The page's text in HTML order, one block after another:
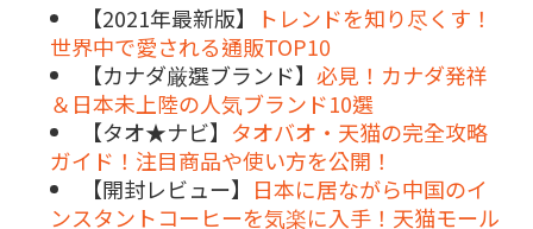
【2021年最新版】
トレンドを知り尽くす！
世界中で愛される通販TOP10
【カナダ厳選ブランド】 必見！カナダ発祥
＆日本未上陸の人気ブランド10選
【タオ★ナビ】 タオバオ・天猫の完全攻略
ガイド！注目商品や使い方を公開！
【開封レビュー】 日本に居ながら中国のイ
ンスタントコーヒーを気楽に入手！天猫モール